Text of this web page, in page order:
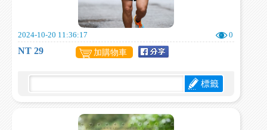
2024-10-20 11:36:17 0
NT 29 加購物車
標籤